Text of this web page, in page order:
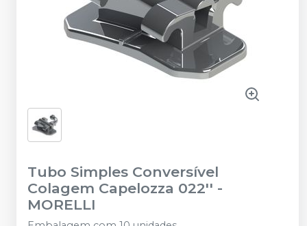
Tubo Simples Conversível
Colagem Capelozza 022'' -
MORELLI